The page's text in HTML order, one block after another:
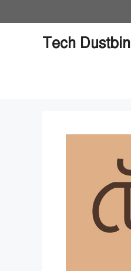
to
Tech Dustbin